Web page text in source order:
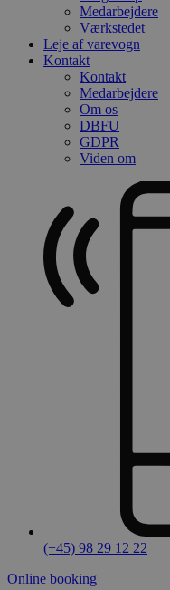
Medarbejdere
Værkstedet
Leje af varevogn
Kontakt
Kontakt
Medarbejdere
Om os
DBFU
GDPR
Viden om
(+45) 98 29 12 22
Online booking